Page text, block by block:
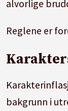
alvorlige
Reglene er
bakgrunn i